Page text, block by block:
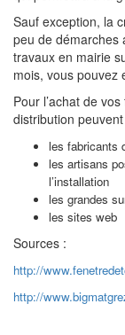
Sauf exception, la
peu de démarches
travaux en mairie
mois, vous pouvez
Pour l’achat de
distribution
les fabricants
les artisans
l’installation
les grandes
les sites web
Sources :
http://
http://